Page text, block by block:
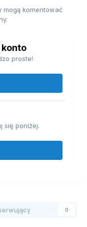
mogą komentować
proste!
się poniżej.
0